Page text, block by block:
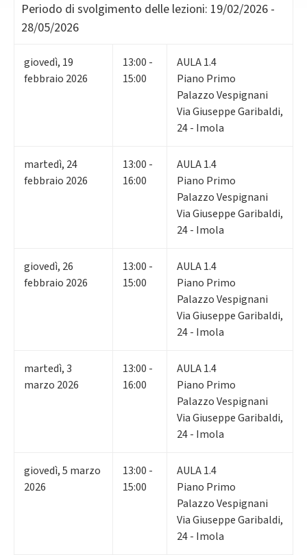
Periodo di svolgimento delle lezioni: 19/02/2026 -
28/05/2026
giovedì, 19
febbraio 2026
13:00 -
15:00
AULA 1.4
Piano Primo
Palazzo Vespignani
Via Giuseppe Garibaldi,
24 - Imola
martedì, 24
febbraio 2026
13:00 -
16:00
AULA 1.4
Piano Primo
Palazzo Vespignani
Via Giuseppe Garibaldi,
24 - Imola
giovedì, 26
febbraio 2026
13:00 -
15:00
AULA 1.4
Piano Primo
Palazzo Vespignani
Via Giuseppe Garibaldi,
24 - Imola
martedì,3
marzo 2026
13:00 -
16:00
AULA 1.4
Piano Primo
Palazzo Vespignani
Via Giuseppe Garibaldi,
24 - Imola
giovedì,5 marzo
2026
13:00 -
15:00
AULA 1.4
Piano Primo
Palazzo Vespignani
Via Giuseppe Garibaldi,
24 - Imola